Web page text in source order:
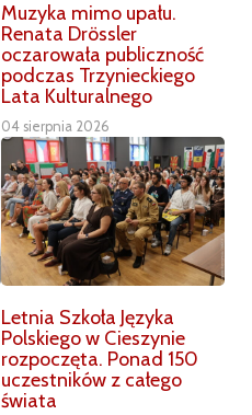
Muzyka mimo upału.
Renata Drössler
oczarowała publiczność
podczas Trzynieckiego
Lata Kulturalnego
04 sierpnia 2026
Letnia Szkoła Języka
Polskiego w Cieszynie
rozpoczęta. Ponad 150
uczestników z całego
świata